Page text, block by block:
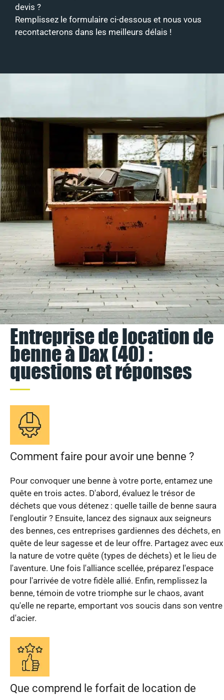
devis ?
Remplissez le formulaire ci-dessous et nous vous
recontacterons dans les meilleurs délais !
Entreprise de location de
benne à Dax (40) :
questions et réponses
Comment faire pour avoir une benne ?
Pour convoquer une benne à votre porte, entamez une
quête en trois actes. D'abord, évaluez le trésor de
déchets que vous détenez : quelle taille de benne saura
l'engloutir ? Ensuite, lancez des signaux aux seigneurs
des bennes, ces entreprises gardiennes des déchets, en
quête de leur sagesse et de leur offre. Partagez avec eux
la nature de votre quête (types de déchets) et le lieu de
l'aventure. Une fois l'alliance scellée, préparez l'espace
pour l'arrivée de votre fidèle allié. Enfin, remplissez la
benne, témoin de votre triomphe sur le chaos, avant
qu'elle ne reparte, emportant vos soucis dans son ventre
d'acier.
Que comprend le forfait de location de